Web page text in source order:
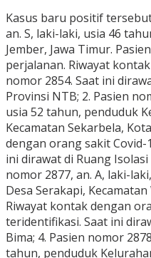
Kasus baru positif
an. S, laki-laki, usia 46
Jember, Jawa Timur.
perjalanan. Riwayat
nomor 2854. Saat ini
Provinsi NTB; 2. Pasien
usia 52 tahun, penduduk
Kecamatan Sekarbela,
dengan orang sakit
ini dirawat di Ruang Isolasi
nomor 2877, an. A, laki-
Desa Serakapi,
Riwayat kontak dengan
teridentifikasi. Saat ini
Bima; 4. Pasien nomor
tahun, penduduk